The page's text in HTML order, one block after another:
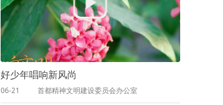
好少年唱响新风尚
06-21 首都精神文明建设委员会办公室